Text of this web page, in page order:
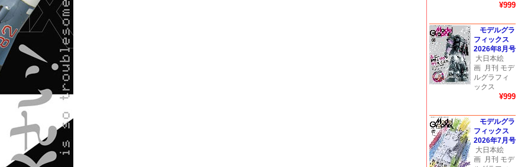
¥999
モデルグラ
フィックス
2026年8月号
大日本絵
画 月刊 モデ
ルグラフィ
ックス
¥999
モデルグラ
フィックス
2026年7月号
大日本絵
画 月刊 モデ